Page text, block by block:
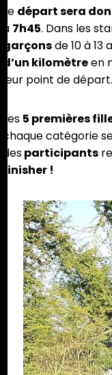
Le départ sera
à 7h45. Dans les
garçonsde 10 à
d’un kilomètreen
leur point de départ.
Les 5 premières
chaque catégorie
desparticipants
finisher !